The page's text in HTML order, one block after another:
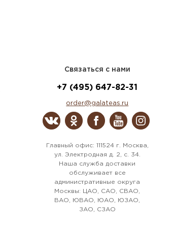
Связаться с нами
+7 (495) 647-82-31
order@galateas.ru
Главный офис: 111524 г. Москва,
ул. Электродная д. 2, с. 34.
Наша служба доставки
обслуживает все
административные округа
Москвы: ЦАО, САО, СВАО,
ВАО, ЮВАО, ЮАО, ЮЗАО,
ЗАО, СЗАО